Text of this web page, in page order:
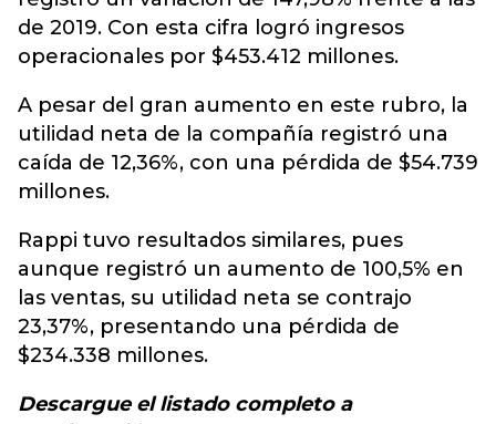
de 2019. Con esta cifra logró ingresos
operacionales por $453.412 millones.
A pesar del gran aumento en este rubro, la
utilidad neta de la compañía registró una
caída de 12,36%, con una pérdida de $54.739
millones.
Rappi tuvo resultados similares, pues
aunque registró un aumento de 100,5% en
las ventas, su utilidad neta se contrajo
23,37%, presentando una pérdida de
$234.338 millones.
Descargue el listado completo a